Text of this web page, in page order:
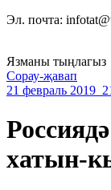
Эл. почта:
Язманы тыңлагыз
Сорау-җавап
21 февраль 2019
хатын-